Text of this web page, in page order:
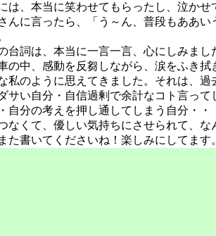
は、本当に笑わせてもらったし、泣かせ
んに言ったら、「う～ん、普段もああ
台詞は、本当に一言一言、心にしみまし
の中、感動を反芻しながら、涙をふき
私のように思えてきました。それは、
サい自分・自信過剰で余計なコト言っ
自分の考えを押し通してしまう自分・・
なくて、優しい気持ちにさせられて、
た書いてくださいね！楽しみにしてます